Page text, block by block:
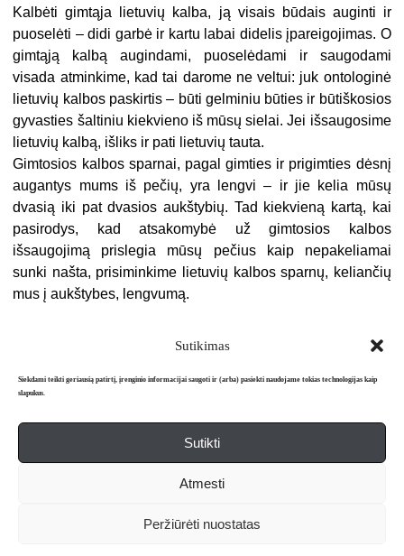
Sutikimas
Siekdami teikti geriausią patirtį, įrenginio informacijai saugoti ir (arba) pasiekti naudojame tokias technologijas kaip
slapukus.
Sutikti
Atmesti
Peržiūrėti nuostatas
Kalbėti gimtąja lietuvių kalba, ją visais būdais auginti ir
puoselėti – didi garbė ir kartu labai didelis įpareigojimas. O
gimtąją kalbą augindami, puoselėdami ir saugodami
visada atminkime, kad tai darome ne veltui: juk ontologinė
lietuvių kalbos paskirtis – būti gelminiu būties ir būtiškosios
gyvasties šaltiniu kiekvieno iš mūsų sielai. Jei išsaugosime
lietuvių kalbą, išliks ir pati lietuvių tauta.
Gimtosios kalbos sparnai, pagal gimties ir prigimties dėsnį
augantys mums iš pečių, yra lengvi – ir jie kelia mūsų
dvasią iki pat dvasios aukštybių. Tad kiekvieną kartą, kai
pasirodys, kad atsakomybė už gimtosios kalbos
išsaugojimą prislegia mūsų pečius kaip nepakeliamai
sunki našta, prisiminkime lietuvių kalbos sparnų, keliančių
mus į aukštybes, lengvumą.
Apie mus Redakcija Prenumerata